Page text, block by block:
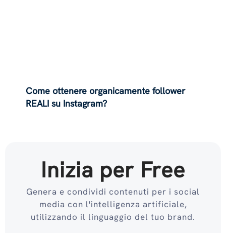
Come ottenere organicamente follower
REALI su Instagram?
Inizia per Free
Genera e condividi contenuti per i social
media con l'intelligenza artificiale,
utilizzando il linguaggio del tuo brand.